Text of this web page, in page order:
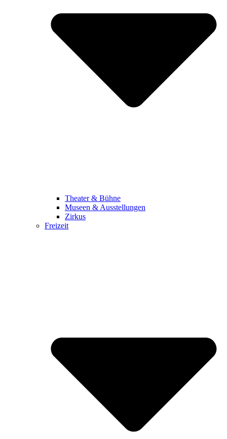
Theater & Bühne
Museen & Ausstellungen
Zirkus
Freizeit